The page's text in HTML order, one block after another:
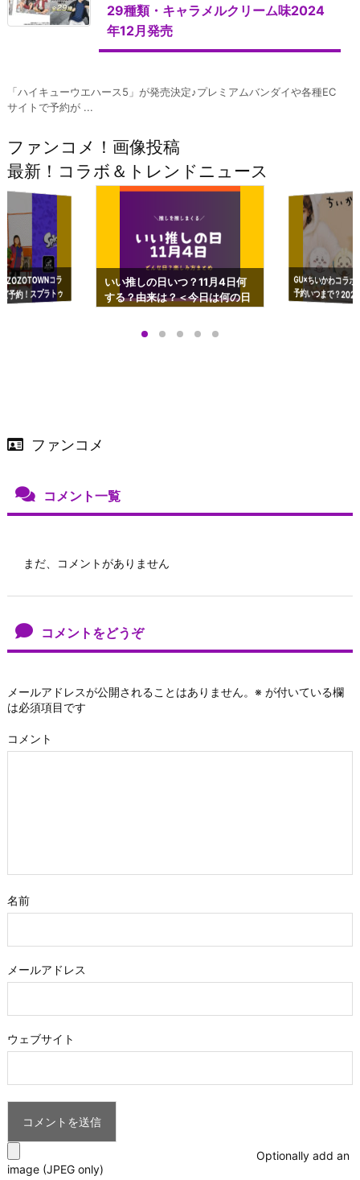
29種類・キャラメルクリーム味2024
年12月発売
「ハイキューウエハース5」が発売決定♪プレミアムバンダイや各種EC
サイトで予約が ...
ファンコメ！画像投稿
最新！コラボ＆トレンドニュース
コラ
予約！スプラトゥ
ップも渋谷Hz
いい推しの日いつ？11月4日何
する？由来は？＜今日は何の日
GU×ちいかわコラ
予約いつまで？
ーチやショルダー
ファンコメ
コメント一覧
まだ、コメントがありません
コメントをどうぞ
メールアドレスが公開されることはありません。 ※ が付いている欄
は必須項目です
コメント
名前
メールアドレス
ウェブサイト
Optionally add an
image (JPEG only)